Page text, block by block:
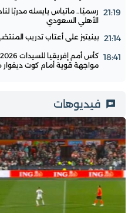
21:19 رسميًا.. ماتياس يايسله مدربًا
الأهلي السعودي
21:14 بينيتيز على أعتاب تدريب
18:41
مواجهة قوية أمام كوت ديفوار
فيديوهات